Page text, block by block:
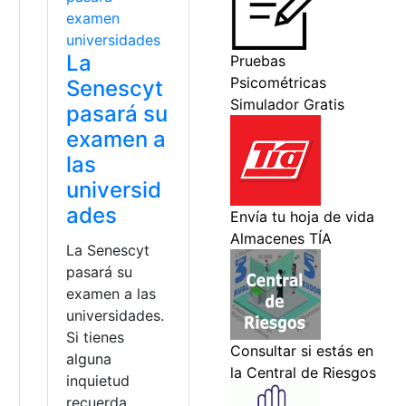
La
Senescyt
pasará su
examen a
las
universid
ades
La Senescyt
pasará su
examen a las
universidades.
Si tienes
alguna
inquietud
recuerda